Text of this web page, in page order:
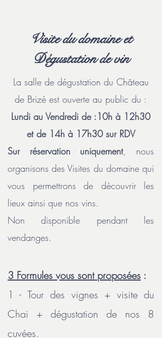
Visite du domaine et
Dégustation de vin
La salle de dégustation du Château
de Brizé est ouverte au public du :
Lundi au Vendredi de :10h à 12h30
et de 14h à 17h30 sur RDV
Sur réservation uniquement, nous
organisons des Visites du domaine qui
vous permettrons de découvrir les
lieux ainsi que nos vins.
Non disponible pendant les
vendanges.
3 Formules vous sont proposées :
1 - Tour des vignes + visite du
Chai + dégustation de nos 8
cuvées.